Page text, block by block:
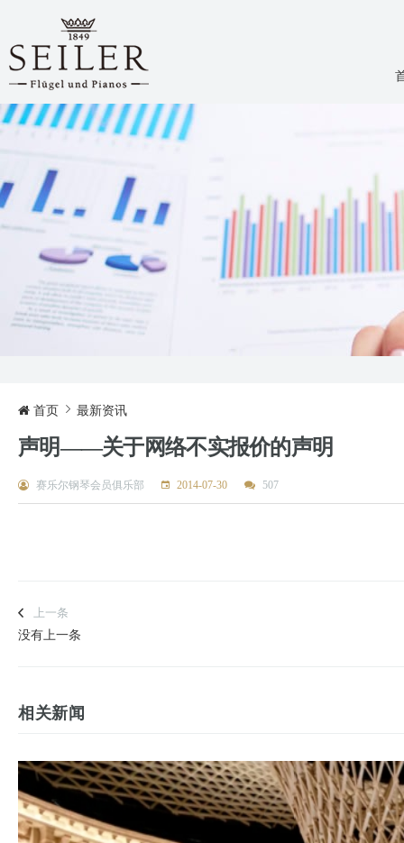
首页 最新资讯
声明——关于网络不实报价的声明
赛乐尔钢琴会员俱乐部 2014-07-30 507
上一条
没有上一条
相关新闻
精彩回顾 | 第六届“言子杯”赛乐尔·三益青
少年钢琴大赛（黄山、无锡、东莞、武汉）
精彩回顾|第六届“言子